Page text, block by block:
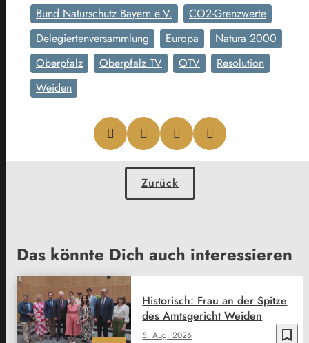
Bund Naturschutz Bayern e.V.
CO2-Grenzwerte
Delegiertenversammlung
Europa
Natura 2000
Oberpfalz
Oberpfalz TV OTV
Resolution
Weiden
Zurück
Das könnte Dich auch interessieren
bookmark_border
5. Aug. 2026
Historisch: Frau an der Spitze
des Amtsgericht Weiden